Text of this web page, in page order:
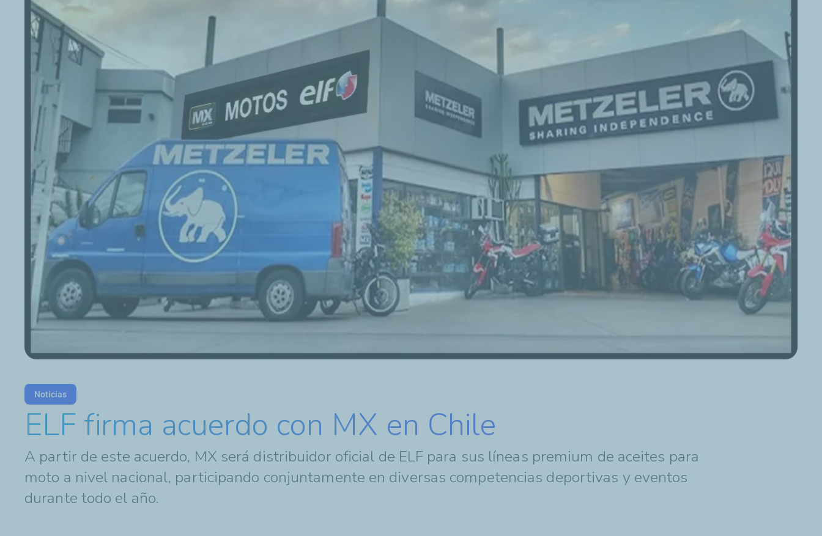
Noticias
ELF firma acuerdo con MX en Chile
A partir de este acuerdo, MX será distribuidor oficial de ELF para sus líneas premium de aceites para
moto a nivel nacional, participando conjuntamente en diversas competencias deportivas y eventos
durante todo el año.